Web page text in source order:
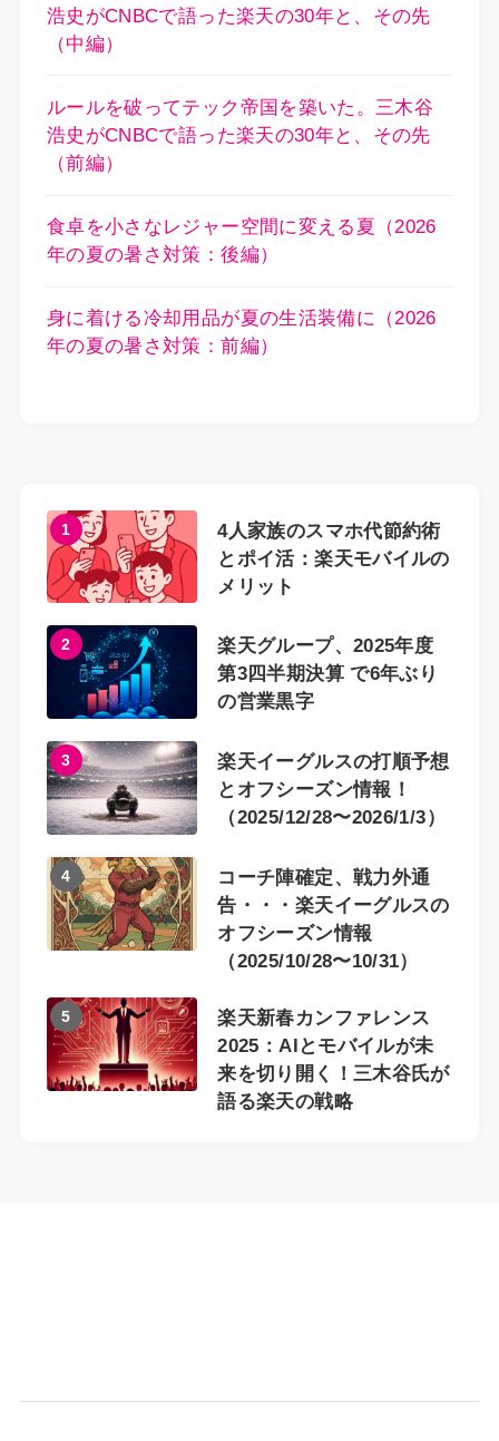
浩史がCNBCで語った楽天の30年と、その先
（中編）
ルールを破ってテック帝国を築いた。三木谷
浩史がCNBCで語った楽天の30年と、その先
（前編）
食卓を小さなレジャー空間に変える夏（2026
年の夏の暑さ対策：後編）
身に着ける冷却用品が夏の生活装備に（2026
年の夏の暑さ対策：前編）
1
4人家族のスマホ代節約術
とポイ活：楽天モバイルの
メリット
2
楽天グループ、2025年度
第3四半期決算 で6年ぶり
の営業黒字
3
楽天イーグルスの打順予想
とオフシーズン情報！
（2025/12/28〜2026/1/3）
4
コーチ陣確定、戦力外通
告・・・楽天イーグルスの
オフシーズン情報
（2025/10/28〜10/31）
5
楽天新春カンファレンス
2025：AIとモバイルが未
来を切り開く！三木谷氏が
語る楽天の戦略